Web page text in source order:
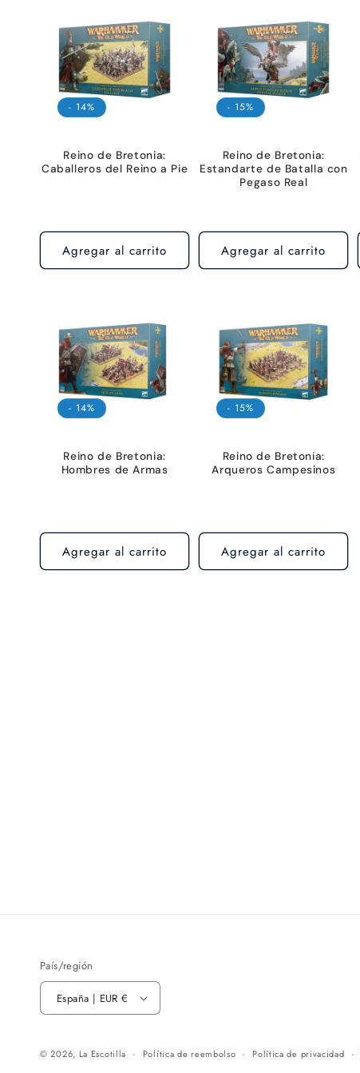
ó
:
- 14%
Reino de Bretonia:
Caballeros del Reino a Pie
Agregar al carrito
- 15%
Reino de Bretonia:
Estandarte de Batalla con
Pegaso Real
Agregar al carrito
- 14%
Reino de Bretonia:
Hombres de Armas
Agregar al carrito
- 15%
Reino de Bretonia:
Arqueros Campesinos
Agregar al carrito
País/región
España | EUR €
© 2026, La Escotilla Política de reembolso Política de privacidad